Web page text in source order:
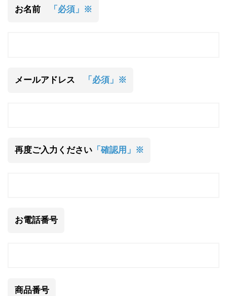
お名前 「必須」※
メールアドレス 「必須」※
再度ご入力ください「確認用」※
お電話番号
商品番号